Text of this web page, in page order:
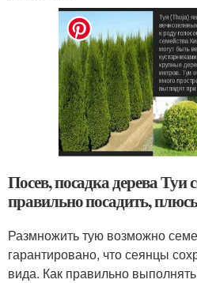
Посев, посадка дерева Туи
правильно посадить,
Размножить тую возможно
гарантировано, что сеянцы
вида. Как правильно